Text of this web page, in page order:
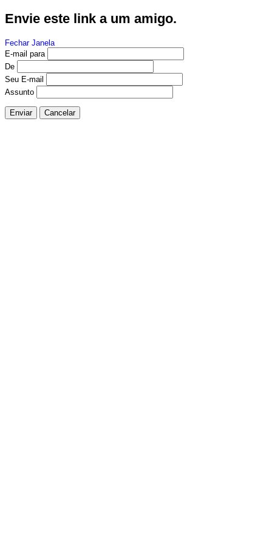
Envie este link a um amigo.
Fechar Janela
E-mail para
De
Seu E-mail
Assunto
Enviar Cancelar